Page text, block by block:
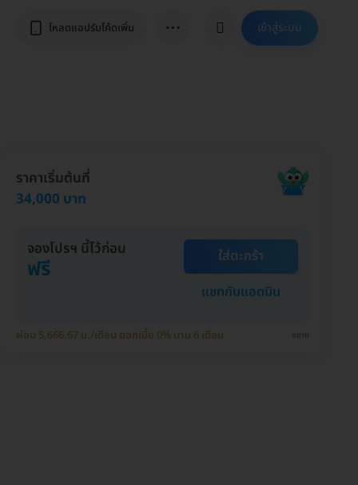
โหลดแอปรับโค้ดเพิ่ม ⋯ เข้าสู่ระบบ
ราคาเริ่มต้นที่
34,000 บาท
จองโปรฯ นี้ไว้ก่อน
ฟรี
ใส่ตะกร้า
แชทกับแอดมิน
ผ่อน 5,666.67 บ./เดือน ดอกเบี้ย 0% นาน 6 เดือน ขยาย